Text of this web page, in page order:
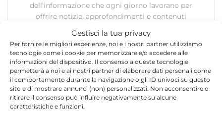
Gestisci la tua privacy
Per fornire le migliori esperienze, noi e i nostri partner utilizziamo
tecnologie come i cookie per memorizzare e/o accedere alle
informazioni del dispositivo. Il consenso a queste tecnologie
permetterà a noi e ai nostri partner di elaborare dati personali come
il comportamento durante la navigazione o gli ID univoci su questo
sito e di mostrare annunci (non) personalizzati. Non acconsentire o
ritirare il consenso può influire negativamente su alcune
caratteristiche e funzioni.
dell’informazione che ogni giorno lavorano per
offrire notizie, approfondimenti e contenuti
politica, alla cronaca, alla cultura e allo sport. Un
team dinamico e indipendente che garantisce
qualità, tempestività e affidabilità.